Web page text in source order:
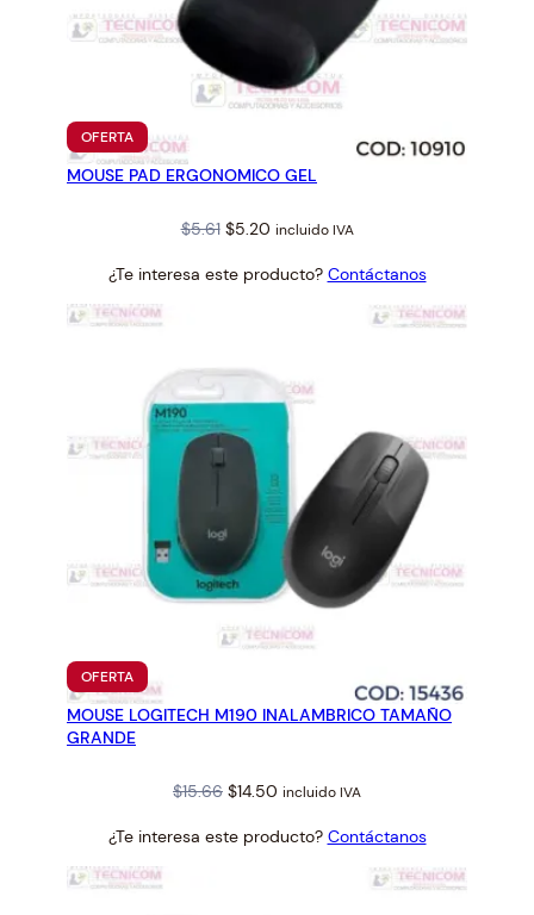
d
OFERTAPRODUCTO
EN
OFERTA
MOUSE PAD ERGONOMICO GEL
$5.61 Original
was:
$5.20Current
is:
incluido IVA
¿Te interesa este producto? Contáctanos
OFERTAPRODUCTO
EN
OFERTA
MOUSE LOGITECH M190 INALAMBRICO TAMAÑO
GRANDE
$15.66 Original
was:
$14.50 Current
is:
incluido IVA
¿Te interesa este producto? Contáctanos